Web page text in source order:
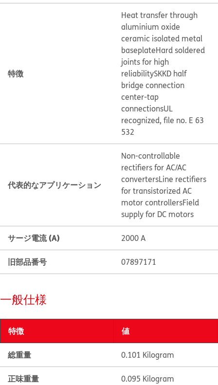
特徴
Heat transfer through
aluminium oxide
ceramic isolated metal
baseplateHard soldered
joints for high
reliabilitySKKD half
bridge connection
center-tap
connectionsUL
recognized, file no. E 63
532
代表的なアプリケーション
Non-controllable
rectifiers for AC/AC
convertersLine rectifiers
for transistorized AC
motor controllersField
supply for DC motors
サージ電流 (A) 2000 A
旧部品番号 07897171
一般仕様
特徴 値
総重量 0.101 Kilogram
正味重量 0.095 Kilogram